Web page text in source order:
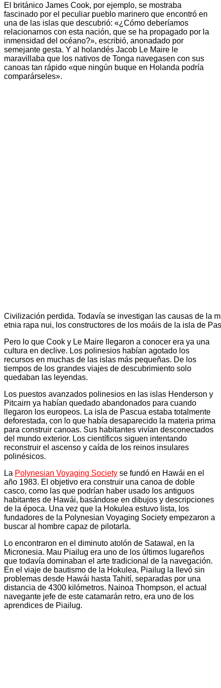
El británico James Cook, por ejemplo, se mostraba
fascinado por el peculiar pueblo marinero que encontró en
una de las islas que descubrió: «¿Cómo deberíamos
relacionarnos con esta nación, que se ha propagado por la
inmensidad del océano?», escribió, anonadado por
semejante gesta. Y al holandés Jacob Le Maire le
maravillaba que los nativos de Tonga navegasen con sus
canoas tan rápido «que ningún buque en Holanda podría
comparárseles».
Civilización perdida. Todavía se investigan las causas de la
etnia rapa nui, los constructores de los moáis de la isla de
Pero lo que Cook y Le Maire llegaron a conocer era ya una
cultura en declive. Los polinesios habían agotado los
recursos en muchas de las islas más pequeñas. De los
tiempos de los grandes viajes de descubrimiento solo
quedaban las leyendas.
Los puestos avanzados polinesios en las islas Henderson y
Pitcairn ya habían quedado abandonados para cuando
llegaron los europeos. La isla de Pascua estaba totalmente
deforestada, con lo que había desaparecido la materia prima
para construir canoas. Sus habitantes vivían desconectados
del mundo exterior. Los científicos siguen intentando
reconstruir el ascenso y caída de los reinos insulares
polinésicos.
La Polynesian Voyaging Society se fundó en Hawái en el
año 1983. El objetivo era construir una canoa de doble
casco, como las que podrían haber usado los antiguos
habitantes de Hawái, basándose en dibujos y descripciones
de la época. Una vez que la Hokulea estuvo lista, los
fundadores de la Polynesian Voyaging Society empezaron a
buscar al hombre capaz de pilotarla.
Lo encontraron en el diminuto atolón de Satawal, en la
Micronesia. Mau Piailug era uno de los últimos lugareños
que todavía dominaban el arte tradicional de la navegación.
En el viaje de bautismo de la Hokulea, Piailug la llevó sin
problemas desde Hawái hasta Tahití, separadas por una
distancia de 4300 kilómetros. Nainoa Thompson, el actual
navegante jefe de este catamarán retro, era uno de los
aprendices de Piailug.